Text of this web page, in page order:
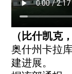
（比什凯克
奥什州卡拉
建进展。